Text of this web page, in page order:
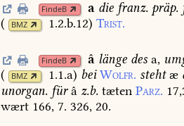
FindeB a die franz. präp.
(
BMZ 1.2.b.12) Trist.
FindeB â länge des a,
(
BMZ 1.1.a) bei Wolfr. stehtæ
unorgan. fürâ z.b. tæten Parz.
wært 166, 7. 326, 20.